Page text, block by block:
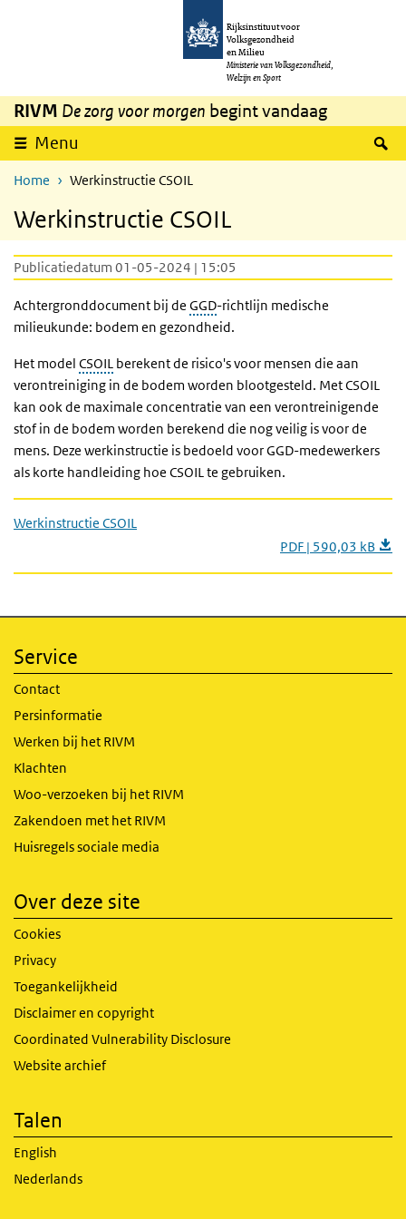
Overslaan en naar de inhoud gaan
Rijksinstituut voor
Volksgezondheid
en Milieu
Ministerie van Volksgezondheid,
Welzijn en Sport
RIVM De zorg voor morgen begint vandaag
Menu
Home Werkinstructie CSOIL
Werkinstructie CSOIL
Publicatiedatum 01-05-2024 | 15:05
Achtergronddocument bij de GGD-richtlijn medische
milieukunde: bodem en gezondheid.
Het model CSOIL berekent de risico's voor mensen die aan
verontreiniging in de bodem worden blootgesteld. Met CSOIL
kan ook de maximale concentratie van een verontreinigende
stof in de bodem worden berekend die nog veilig is voor de
mens. Deze werkinstructie is bedoeld voor GGD-medewerkers
als korte handleiding hoe CSOIL te gebruiken.
Werkinstructie CSOIL
PDF | 590,03 kB
Service
Contact
Persinformatie
Werken bij het RIVM
Klachten
Woo-verzoeken bij het RIVM
Zakendoen met het RIVM
Huisregels sociale media
Over deze site
Cookies
Privacy
Toegankelijkheid
Disclaimer en copyright
Coordinated Vulnerability Disclosure
Website archief
Talen
English
Nederlands